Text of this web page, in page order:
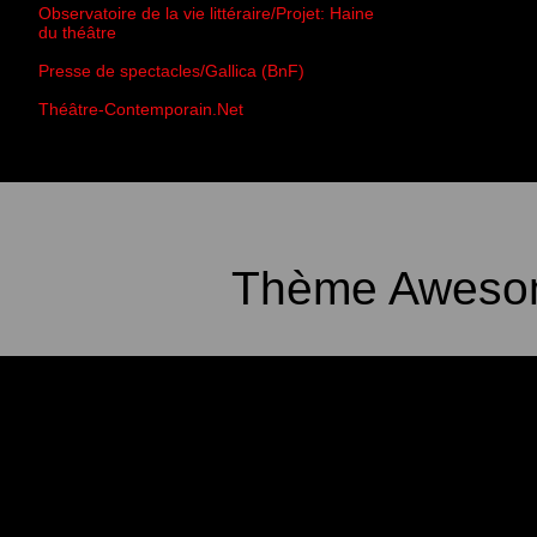
Observatoire de la vie littéraire/Projet: Haine
du théâtre
Presse de spectacles/Gallica (BnF)
Théâtre-Contemporain.Net
Thème